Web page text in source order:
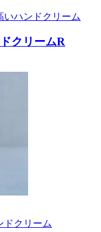
いハンドクリーム
クリームR
ドクリーム